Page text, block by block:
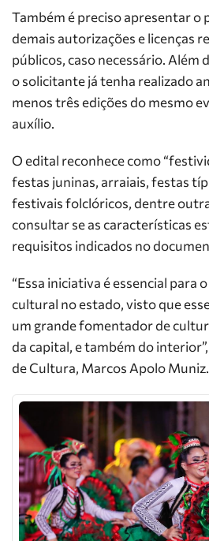
Também é preciso apresentar
demais autorizações e licenças
públicos, caso necessário. Além
o solicitante já tenha realizado
menos três edições do mesmo
auxílio.
O edital reconhece como
festas juninas, arraiais, festas
festivais folclóricos, dentre
consultar se as características
requisitos indicados no
“Essa iniciativa é essencial para
cultural no estado, visto que
um grande fomentador de
da capital, e também do
de Cultura, Marcos Apolo Muniz.